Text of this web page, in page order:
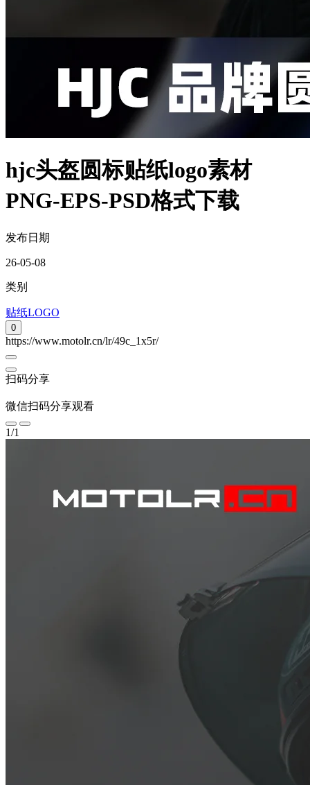
hjc头盔圆标贴纸logo素材
PNG-EPS-PSD格式下载
发布日期
26-05-08
类别
贴纸LOGO
0
https://www.motolr.cn/lr/49c_1x5r/
扫码分享
微信扫码分享观看
1/1